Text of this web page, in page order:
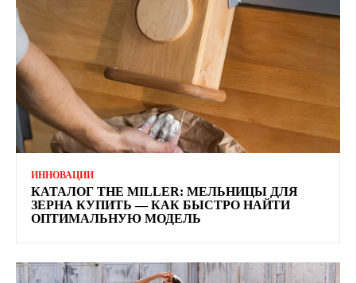
ИННОВАЦИИ
КАТАЛОГ THE MILLER: МЕЛЬНИЦЫ ДЛЯ
ЗЕРНА КУПИТЬ — КАК БЫСТРО НАЙТИ
ОПТИМАЛЬНУЮ МОДЕЛЬ